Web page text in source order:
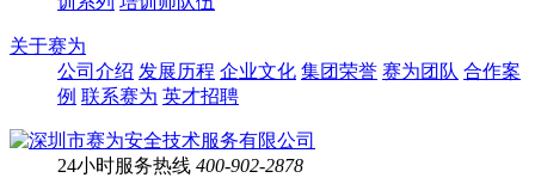
关于赛为
公司介绍 发展历程 企业文化 集团荣誉 赛为团队 合作案
例 联系赛为 英才招聘
24小时服务热线 400-902-2878